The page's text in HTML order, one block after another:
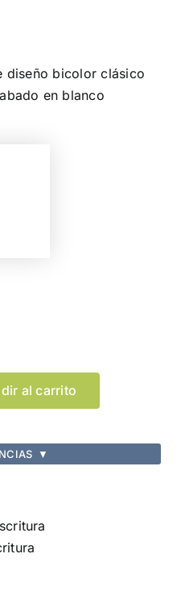
diseño bicolor clásico
en blanco
al carrito
▼